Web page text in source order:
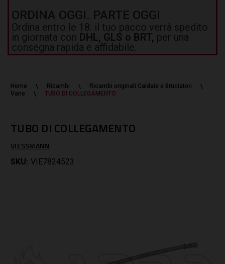
ORDINA OGGI. PARTE OGGI
Ordina entro le 18: il tuo pacco verrà spedito
in giornata con DHL, GLS o BRT, per una
consegna rapida e affidabile.
Home Ricambi
Ricambi originali Caldaie e Bruciatori
Varie
TUBO DI COLLEGAMENTO
TUBO DI COLLEGAMENTO
VIESSMANN
SKU: VIE7824523